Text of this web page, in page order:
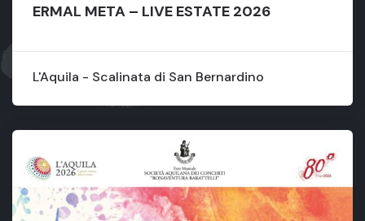
ERMAL META – LIVE ESTATE 2026
L'Aquila - Scalinata di San Bernardino